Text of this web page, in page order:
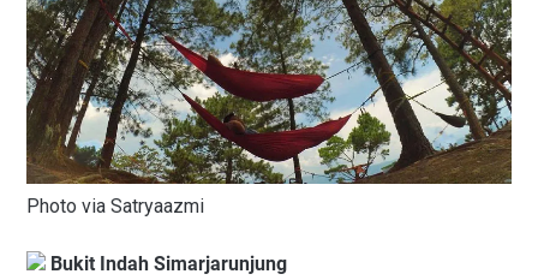
Photo via Satryaazmi
Bukit Indah Simarjarunjung